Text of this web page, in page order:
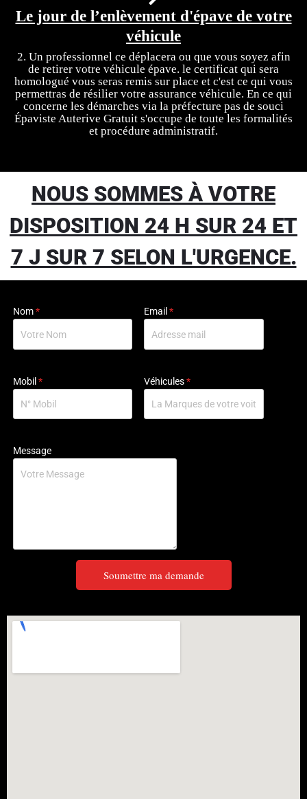
Le jour de l’enlèvement d'épave de votre
véhicule
2. Un professionnel ce déplacera ou que vous soyez afin
de retirer votre véhicule épave. le certificat qui sera
homologué vous seras remis sur place et c'est ce qui vous
permettras de résilier votre assurance véhicule. En ce qui
concerne les démarches via la préfecture pas de souci
Épaviste Auterive Gratuit s'occupe de toute les formalités
et procédure administratif.
NOUS SOMMES À VOTRE
DISPOSITION 24 H SUR 24 ET
7 J SUR 7 SELON L'URGENCE.
Nom* Email *
Mobil * Véhicules*
Message
Soumettre ma demande